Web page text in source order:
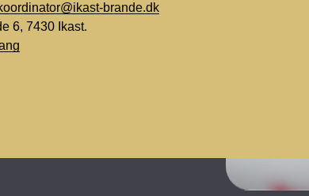
brande.dk
6, 7430 Ikast.